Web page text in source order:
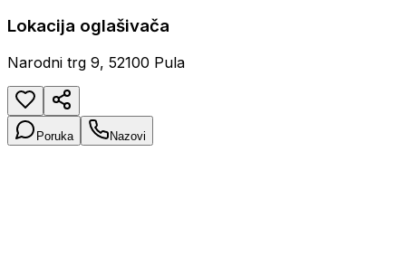
Lokacija oglašivača
Narodni trg 9, 52100 Pula
Poruka Nazovi